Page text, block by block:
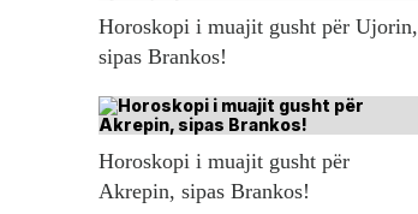
Horoskopi i muajit gusht për Ujorin,
sipas Brankos!
Horoskopi i muajit gusht për
Akrepin, sipas Brankos!